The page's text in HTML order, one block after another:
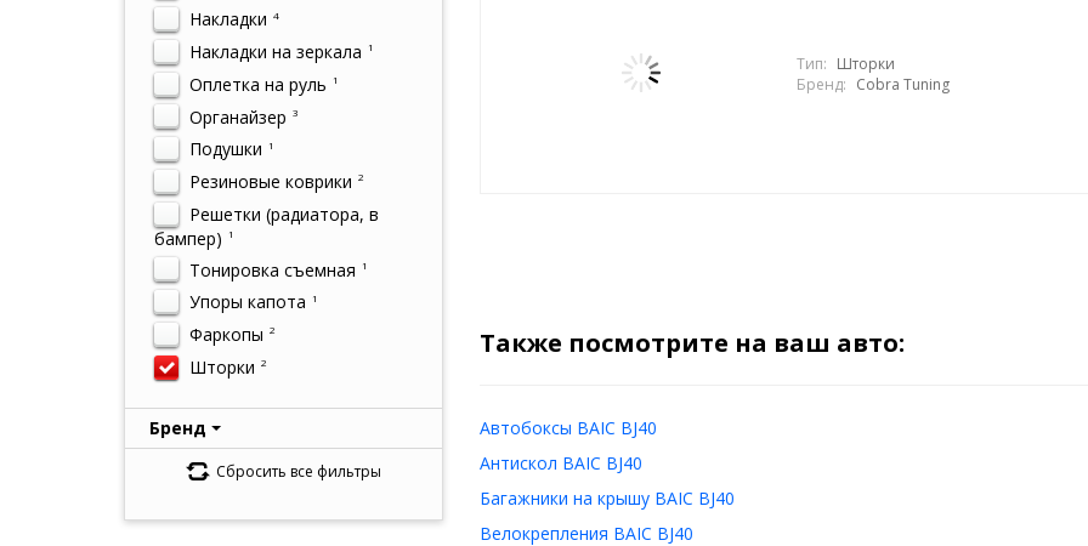
Накладки 4
Накладки на зеркала 1
Оплетка на руль 1
Органайзер 3
Подушки 1
Резиновые коврики 2
Решетки (радиатора, в
бампер)
1
Тонировка съемная 1
Упоры капота 1
Фаркопы 2
Шторки 2
Бренд
Сбросить все фильтры
Тип: Шторки
Бренд: Cobra Tuning
Также посмотрите на ваш авто:
Автобоксы BAIC BJ40
Антискол BAIC BJ40
Багажники на крышу BAIC BJ40
Велокрепления BAIC BJ40